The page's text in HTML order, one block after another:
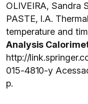
OLIVEIRA, Sandra
PASTE, I.A.
temperature and
Analysis
http://
015-4810-y
p.